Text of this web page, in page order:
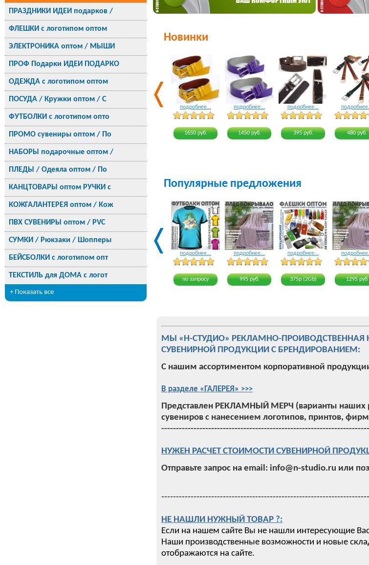
ПРАЗДНИКИ ИДЕИ подарков /
ФЛЕШКИ с логотипом оптом
ЭЛЕКТРОНИКА оптом / МЫШИ
ПРОФ Подарки ИДЕИ ПОДАРКО
ОДЕЖДА с логотипом оптом
ПОСУДА / Кружки оптом / С
ФУТБОЛКИ с логотипом опто
ПРОМО сувениры оптом / По
НАБОРЫ подарочные оптом /
ПЛЕДЫ / Одеяла оптом / По
КАНЦТОВАРЫ оптом РУЧКИ с
КОЖГАЛАНТЕРЕЯ оптом / Кож
ПВХ СУВЕНИРЫ оптом / PVC
СУМКИ / Рюкзаки / Шопперы
БЕЙСБОЛКИ с логотипом опт
ТЕКСТИЛЬ для ДОМА с логот
+ Показать все
Новинки
подробнее...
4 голоса
1650 руб.
подробнее...
3 голоса
1450 руб.
подробнее...
3 голоса
395 руб. 480 руб.
Популярные предложения
подробнее...
17 голосов
по запросу
подробнее...
22 голоса
995 руб.
подробнее...
18 голосов
375р (2Gb) 1295 руб
МЫ «Н-СТУДИО» РЕКЛАМНО-
СУВЕНИРНОЙ ПРОДУКЦИИ С БРЕНДИРОВАНИЕМ:
С нашим ассортиментом корпоративной
В разделе «ГАЛЕРЕЯ» >>>
Представлен РЕКЛАМНЫЙ МЕРЧ (варианты наших
сувениров с нанесением логотипов, принтов,
НУЖЕН РАСЧЕТ СТОИМОСТИ СУВЕНИРНОЙ
Отправьте запрос на email: info@n-studio.ru или
НЕ НАШЛИ НУЖНЫЙ ТОВАР ?:
Если на нашем сайте Вы не нашли интересующие
Наши производственные возможности и новые
отображаются на сайте.